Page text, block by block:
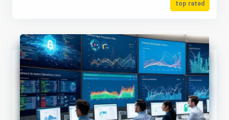
top rated